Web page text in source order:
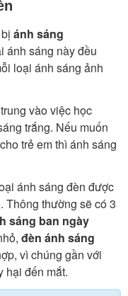
ánh sáng
ánh sáng này đều
loại ánh sáng ảnh
vào việc học
trắng. Nếu muốn
trẻ em thì ánh sáng
ánh sáng đèn được
Thông thường sẽ có 3
sáng ban ngày
đèn ánh sáng
vì chúng gần với
hại đến mắt.